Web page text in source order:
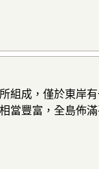
組成，僅於東岸
當豐富，全島佈